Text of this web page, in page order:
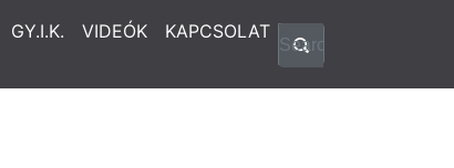
GY.I.K. VIDEÓK KAPCSOLAT